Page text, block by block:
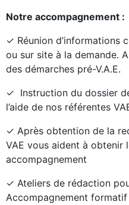
Notre accompagnement :
✓ Réunion d’informations
ou sur site à la demande.
des démarches pré-V.A.E.
✓ Instruction du dossier
l’aide de nos référentes
✓ Après obtention de la
VAE vous aident à obtenir
accompagnement
✓ Ateliers de rédaction
Accompagnement